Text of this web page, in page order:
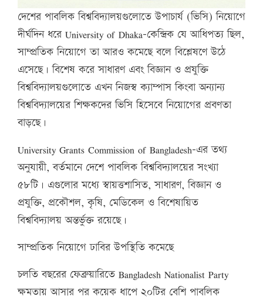
দেশের পাবলিক বিশ্ববিদ্যালয়গুলোতে উপাচার্য (ভিসি) নিয়োগে
দীর্ঘদিন ধরে University of Dhaka–কেন্দ্রিক যে আধিপত্য ছিল,
সাম্প্রতিক নিয়োগে তা আরও কমেছে বলে বিশ্লেষণে উঠে
এসেছে। বিশেষ করে সাধারণ এবং বিজ্ঞান ও প্রযুক্তি
বিশ্ববিদ্যালয়গুলোতে এখন নিজস্ব ক্যাম্পাস কিংবা অন্যান্য
বিশ্ববিদ্যালয়ের শিক্ষকদের ভিসি হিসেবে নিয়োগের প্রবণতা
বাড়ছে।
University Grants Commission of Bangladesh–এর তথ্য
অনুযায়ী, বর্তমানে দেশে পাবলিক বিশ্ববিদ্যালয়ের সংখ্যা
৫৮টি। এগুলোর মধ্যে স্বায়ত্তশাসিত, সাধারণ, বিজ্ঞান ও
প্রযুক্তি, প্রকৌশল, কৃষি, মেডিকেল ও বিশেষায়িত
বিশ্ববিদ্যালয় অন্তর্ভুক্ত রয়েছে।
সাম্প্রতিক নিয়োগে ঢাবির উপস্থিতি কমেছে
চলতি বছরের ফেব্রুয়ারিতে Bangladesh Nationalist Party
ক্ষমতায় আসার পর কয়েক ধাপে ২০টির বেশি পাবলিক